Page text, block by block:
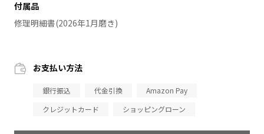
付属品
修理明細書(2026年1月磨き)
お支払い方法
銀行振込 代金引換
Amazon Pay
クレジットカード
ショッピングローン